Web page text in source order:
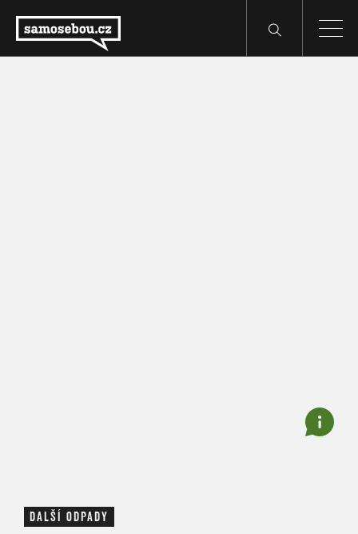
DALŠÍ ODPADY